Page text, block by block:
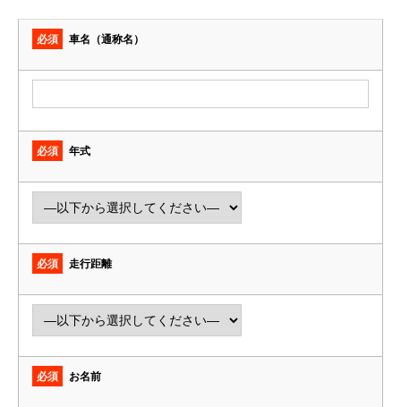
必須 車名（通称名）
必須 年式
必須 走行距離
必須 お名前